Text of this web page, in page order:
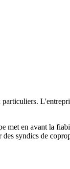
met en avant la
syndics de